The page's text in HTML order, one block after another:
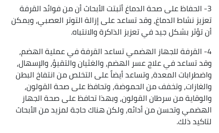
3- الحفاظ على صحة الدماغ أثبتت الأبحاث أن من فوائد القرفة
تعزيز نشاط الدماغ، وقد تساعد على إزالة التوتر العصبي، ويمكن
أن تؤثر بشكل جيد في تعزيز الذاكرة والانتباه.
4- القرفة للجهاز الهضمي تساعد القرفة في عملية الهضم،
وقد تساعد في علاج عسر الهضم، والغثيان والتقيؤ، والإسهال،
واضطرابات المعدة، وتساعد أيضاً على التخلص من انتفاخ البطن
والغازات، وتخفف من الحموضة، وتحافظ على صحة القولون،
والوقاية من سرطان القولون، وبهذا تحافظ على صحة الجهاز
الهضمي وتحسن من أدائه، ولكن هناك حاجة لمزيد من الأبحاث
لتاكيد ذلك.